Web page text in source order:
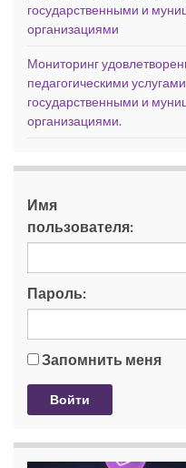
государственными и
организациями
Мониторинг
педагогическими
государственными и
организациями.
Имя
пользователя:
Пароль:
Запомнить меня
Войти